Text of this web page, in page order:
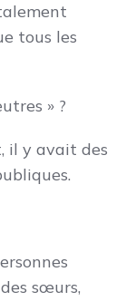
tous les
» ?
il y avait des
sœurs,